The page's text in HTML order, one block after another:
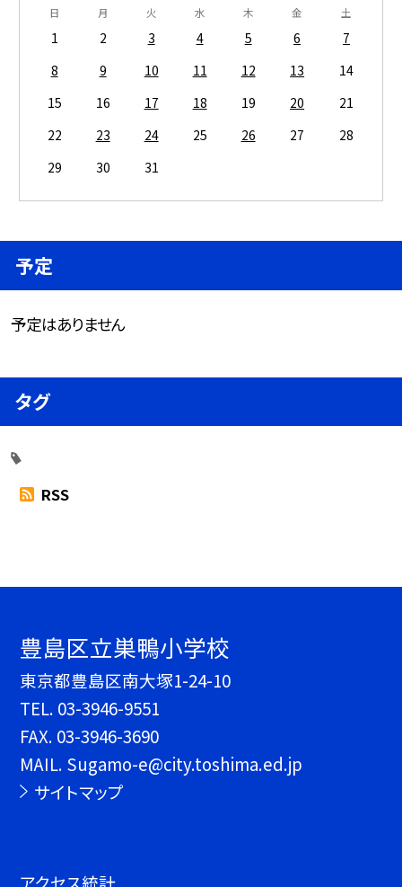
日 月 火 水 木 金 土
1 2 3 4 5 6
7
8
9 10 11 12 13
14
15
16 17 18 19 20
21
22
23 24 25 26 27
28
29
30 31
予定
予定はありません
タグ
RSS
豊島区立巣鴨小学校
東京都豊島区南大塚1-24-10
TEL. 03-3946-9551
FAX. 03-3946-3690
MAIL. Sugamo-e@city.toshima.ed.jp
サイトマップ
アクセス統計